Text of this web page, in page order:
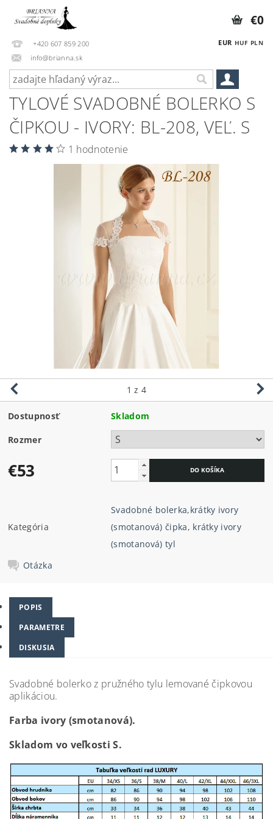
+420 607 859 200
info@brianna.sk
EUR HUF PLN
€0
TYLOVÉ SVADOBNÉ BOLERKO S
ČIPKOU - IVORY: BL-208, VEĽ. S
1 hodnotenie
1 z 4
Dostupnosť Skladom
Rozmer
€53
Kategória
Svadobné bolerka,krátky ivory
(smotanová) čipka, krátky ivory
(smotanová) tyl
Otázka
POPIS
PARAMETRE
DISKUSIA
Svadobné bolerko z pružného tylu lemované čipkovou
aplikáciou.
Farba ivory (smotanová).
Skladom vo veľkosti S.